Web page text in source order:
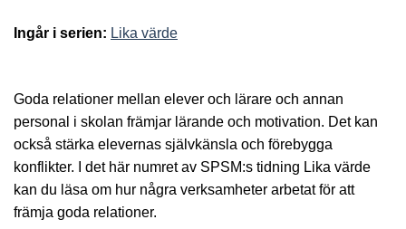
Ingår i serien: Lika värde
Goda relationer mellan elever och lärare och annan
personal i skolan främjar lärande och motivation. Det kan
också stärka elevernas självkänsla och förebygga
konflikter. I det här numret av SPSM:s tidning Lika värde
kan du läsa om hur några verksamheter arbetat för att
främja goda relationer.